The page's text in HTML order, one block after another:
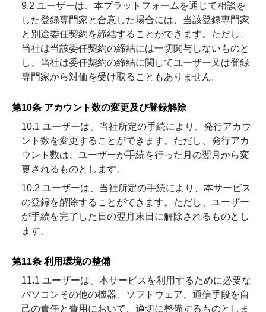
9.2 ユーザーは、本プラットフォームを通じて相談を
した登録専門家と合意した場合には、当該登録専門家
と別途委任契約を締結することができます。ただし、
当社は当該委任契約の締結には一切関与しないものと
し、当社は委任契約の締結に関してユーザー又は登録
専門家から対価を受け取ることもありません。
第10条 アカウント数の変更及び登録解除
10.1 ユーザーは、当社所定の手続により、発行アカウ
ント数を変更することができます。ただし、発行アカ
ウント数は、ユーザーが手続を行った月の翌月から変
更されるものとします。
10.2 ユーザーは、当社所定の手続により、本サービス
の登録を解除することができます。ただし、ユーザー
が手続を完了した日の翌月末日に解除されるものとし
ます。
第11条 利用環境の整備
11.1 ユーザーは、本サービスを利用するために必要な
パソコンその他の機器、ソフトウェア、通信手段を自
己の責任と費用において、適切に整備するものとしま